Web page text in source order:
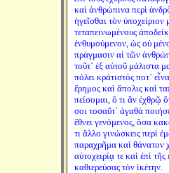
καὶ ἀνθρώπινα περὶ
ἡγεῖσθαι τὸν ὑποχείριον
τεταπεινωμένους
ἐνθυμούμενον, ὡς οὐ
πράγμασιν αἱ τῶν
τοῦτ´ ἐξ αὐτοῦ μάλιστα
πόλει κράτιστός ποτ´
ἔρημος καὶ ἄπολις καὶ
πείσομαι, ὅ τι ἂν ἐχθρῷ
σοι τοσαῦτ´ ἀγαθὰ
ἔθνει γενόμενος, ὅσα
τι ἄλλο γινώσκεις περὶ
παραχρῆμα καὶ θάνατον
αὐτοχειρίᾳ τε καὶ ἐπὶ
καθιερεύσας τὸν ἱκέτην.